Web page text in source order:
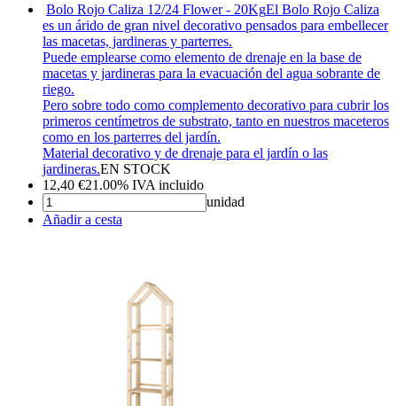
Bolo Rojo Caliza 12/24 Flower - 20KgEl Bolo Rojo Caliza
es un árido de gran nivel decorativo pensados para embellecer
las macetas, jardineras y parterres.
Puede emplearse como elemento de drenaje en la base de
macetas y jardineras para la evacuación del agua sobrante de
riego.
Pero sobre todo como complemento decorativo para cubrir los
primeros centímetros de substrato, tanto en nuestros maceteros
como en los parterres del jardín.
Material decorativo y de drenaje para el jardín o las
jardineras.EN STOCK
12,40 €21.00% IVA incluido
unidad
Añadir a cesta